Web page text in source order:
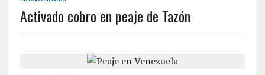
Activado cobro en peaje de Tazón